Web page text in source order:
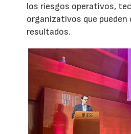
los riesgos operativos,
organizativos que
resultados.